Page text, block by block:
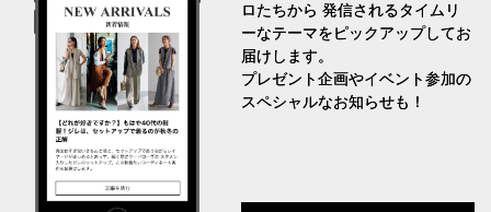
ロたちから 発信されるタイムリ
ーなテーマをピックアップしてお
届けします。
プレゼント企画やイベント参加の
スペシャルなお知らせも！